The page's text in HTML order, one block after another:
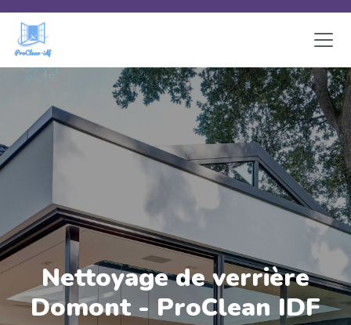
Skip to main content
Nettoyage de verrière
Domont - ProClean IDF